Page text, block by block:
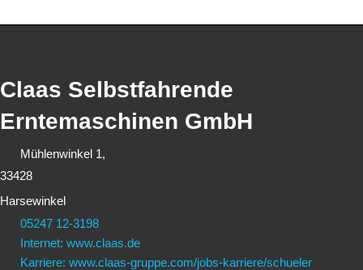
Claas Selbstfahrende
Erntemaschinen GmbH
Mühlenwinkel 1,
33428
Harsewinkel
05247 12-3198
Internet: www.claas.de
Karriere: www.claas-gruppe.com/jobs-karriere/schueler